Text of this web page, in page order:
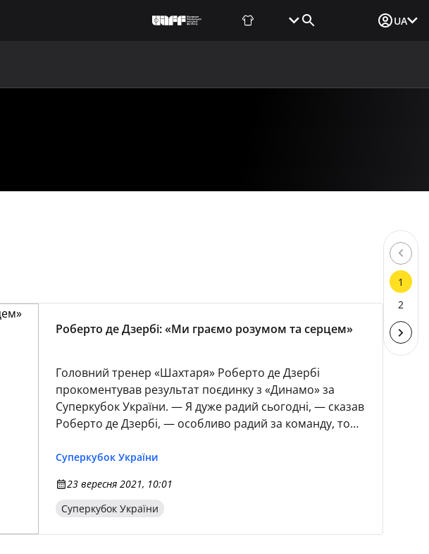
UA
Роберто де Дзербі: «Ми граємо розумом та серцем»
Головний тренер «Шахтаря» Роберто де Дзербі
прокоментував результат поєдинку з «Динамо» за
Суперкубок України. — Я дуже радий сьогодні, — сказав
Роберто де Дзербі, — особливо радий за команду, тому
грати у футбол ногами, але ми граємо також розумом
вони всі сильні футболісти.
Суперкубок України
23 вересня 2021, 10:01
Суперкубок України
1
2